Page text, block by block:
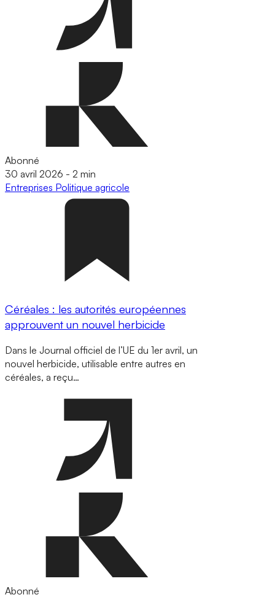
Abonné
30 avril 2026 - 2 min
Entreprises Politique agricole
Céréales : les autorités européennes
approuvent un nouvel herbicide
Dans le Journal officiel de l’UE du 1er avril, un
nouvel herbicide, utilisable entre autres en
céréales, a reçu…
Abonné